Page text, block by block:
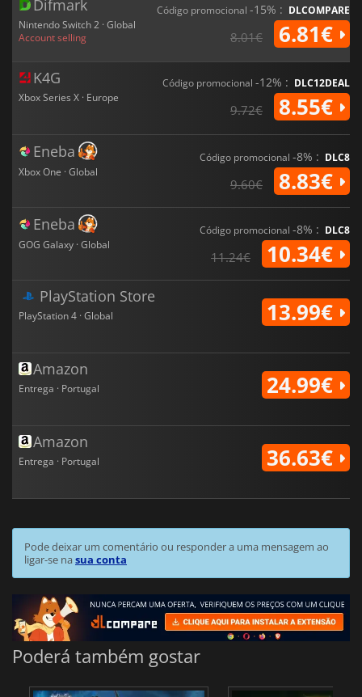
Difmark
Nintendo Switch 2 · Global
Account selling
Código promocional -15% : DLCOMPARE
8.01€ 6.81€
K4G
Xbox Series X · Europe
Código promocional -12% : DLC12DEAL
9.72€ 8.55€
Eneba
Xbox One · Global
Código promocional -8% : DLC8
9.60€ 8.83€
Eneba
GOG Galaxy · Global
Código promocional -8% : DLC8
11.24€ 10.34€
PlayStation Store
PlayStation 4 · Global 13.99€
Amazon
Entrega · Portugal 24.99€
Amazon
Entrega · Portugal 36.63€
Pode deixar um comentário ou responder a uma mensagem ao
ligar-se nasua conta
Poderá também gostar